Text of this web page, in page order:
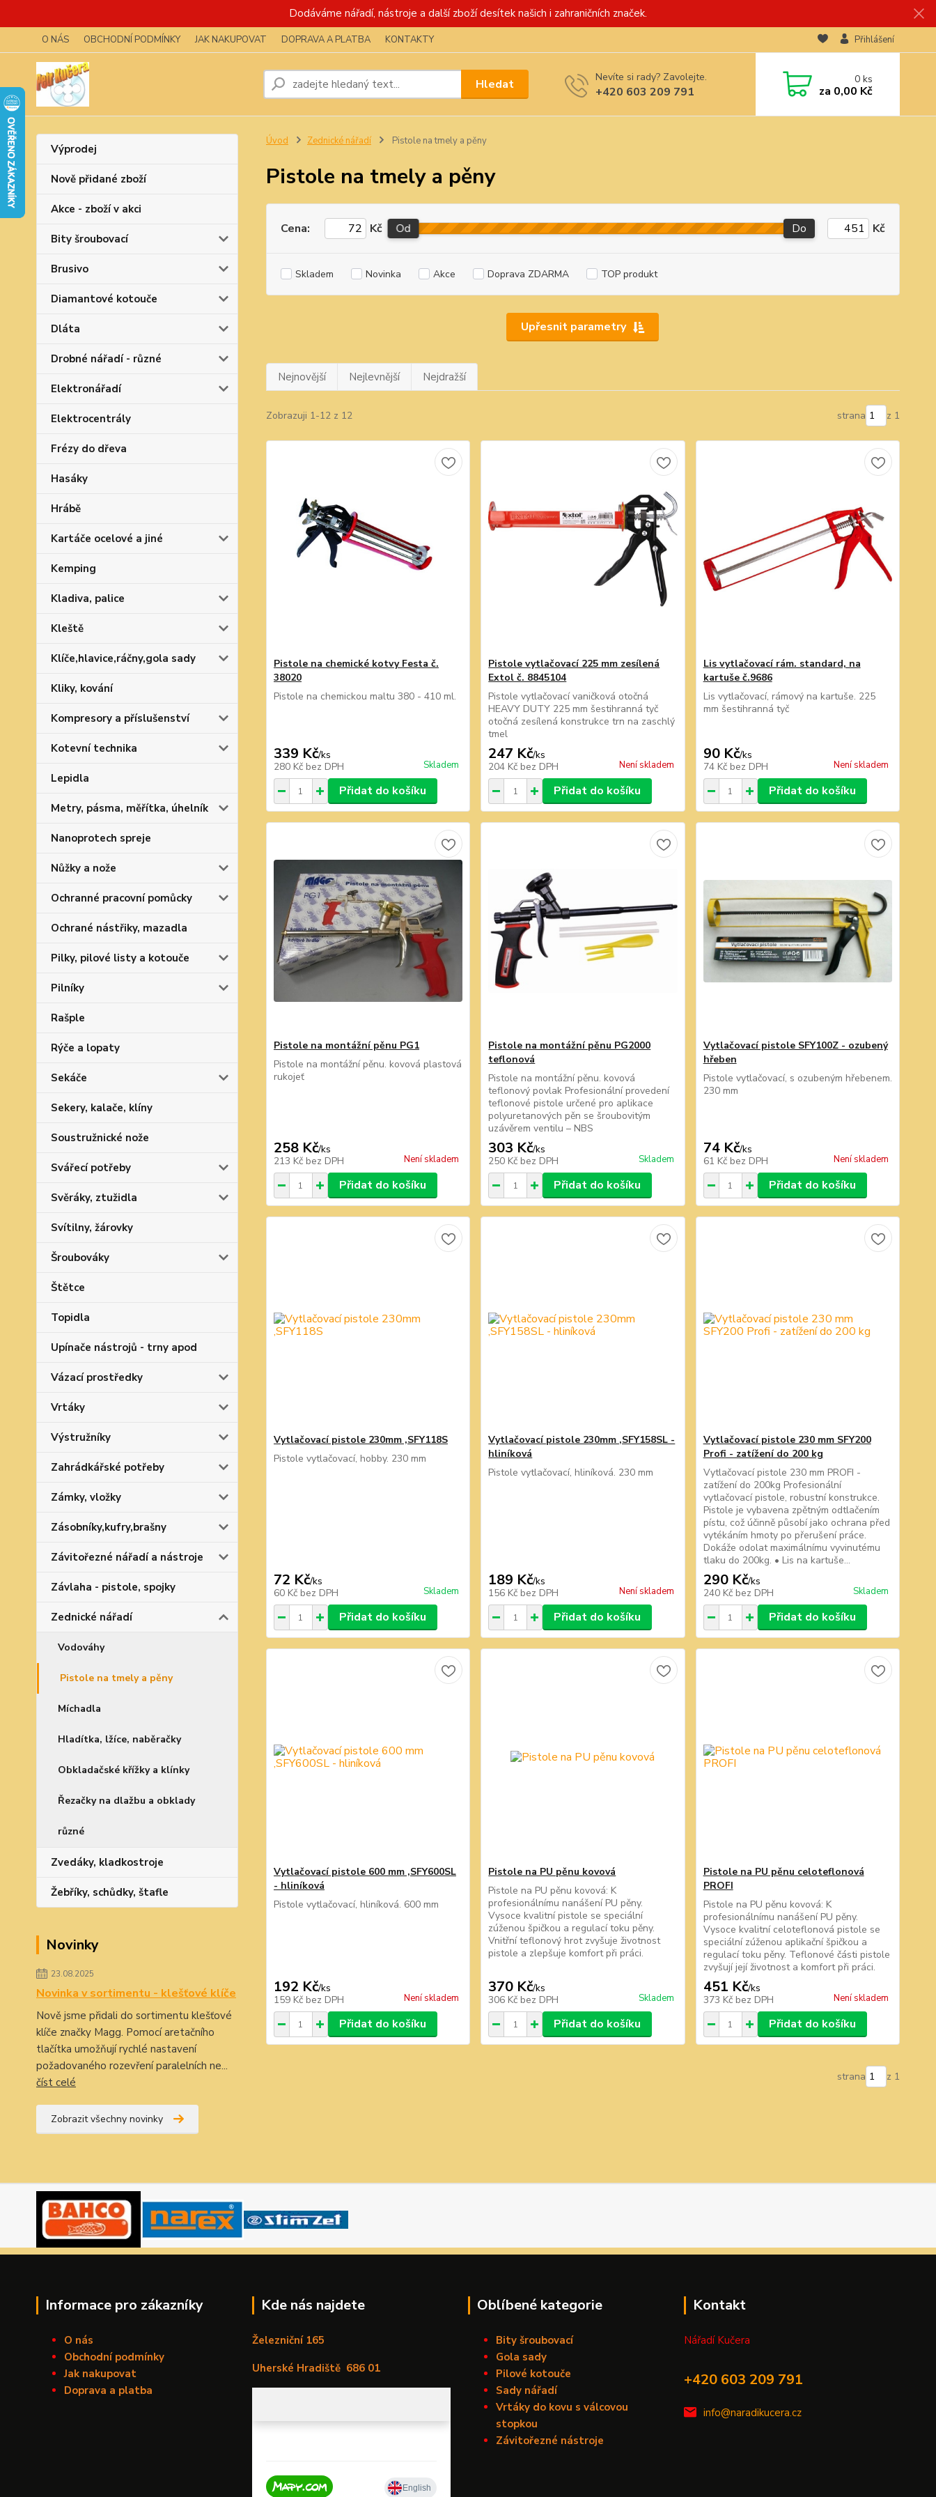
Dodáváme nářadí, nástroje a další zboží desítek našich i zahraničních značek.
O NÁS OBCHODNÍ PODMÍNKY JAK NAKUPOVAT DOPRAVA A PLATBA KONTAKTY Přihlášení
Hledat Nevíte si rady? Zavolejte.
+420 603 209 791
0ks
za 0,00 Kč
Výprodej
Nově přidané zboží
Akce - zboží v akci
Bity šroubovací
Brusivo
Diamantové kotouče
Dláta
Drobné nářadí - různé
Elektronářadí
Elektrocentrály
Frézy do dřeva
Hasáky
Hrábě
Kartáče ocelové a jiné
Kemping
Kladiva, palice
Kleště
Klíče,hlavice,ráčny,gola sady
Kliky, kování
Kompresory a příslušenství
Kotevní technika
Lepidla
Metry, pásma, měřítka, úhelník
Nanoprotech spreje
Nůžky a nože
Ochranné pracovní pomůcky
Ochrané nástřiky, mazadla
Pilky, pilové listy a kotouče
Pilníky
Rašple
Rýče a lopaty
Sekáče
Sekery, kalače, klíny
Soustružnické nože
Svářecí potřeby
Svěráky, ztužidla
Svítilny, žárovky
Šroubováky
Štětce
Topidla
Upínače nástrojů - trny apod
Vázací prostředky
Vrtáky
Výstružníky
Zahrádkářské potřeby
Zámky, vložky
Zásobníky,kufry,brašny
Závitořezné nářadí a nástroje
Závlaha - pistole, spojky
Zednické nářadí
Vodováhy
Pistole na tmely a pěny
Míchadla
Hladítka, lžíce, naběračky
Obkladačské křížky a klínky
Řezačky na dlažbu a obklady
různé
Zvedáky, kladkostroje
Žebříky, schůdky, štafle
Novinky
23.08.2025
Novinka v sortimentu - klešťové klíče
Nově jsme přidali do sortimentu klešťové
klíče značky Magg. Pomocí aretačního
tlačítka umožňují rychlé nastavení
požadovaného rozevření paralelních ne...
číst celé
Zobrazit všechny novinky
Úvod Zednické nářadí Pistole na tmely a pěny
Pistole na tmely a pěny
Upřesnit parametry
Cena: Kč Od Do Kč
Skladem Novinka Akce Doprava ZDARMA TOP produkt
Nejnovější Nejlevnější Nejdražší
Zobrazuji 1-12 z 12 strana z 1
Pistole na chemické kotvy Festa č.
38020
Pistole na chemickou maltu 380 - 410 ml.
339 Kč/ks
280 Kč bez DPH Skladem
Přidat do košíku
Pistole vytlačovací 225 mm zesílená
Extol č. 8845104
Pistole vytlačovací vaničková otočná
HEAVY DUTY 225 mm šestihranná tyč
otočná zesílená konstrukce trn na zaschlý
tmel
247 Kč/ks
204 Kč bez DPH Není skladem
Přidat do košíku
Lis vytlačovací rám. standard, na
kartuše č.9686
Lis vytlačovací, rámový na kartuše. 225
mm šestihranná tyč
90 Kč/ks
74 Kč bez DPH Není skladem
Přidat do košíku
Pistole na montážní pěnu PG1
Pistole na montážní pěnu. kovová plastová
rukojeť
258 Kč/ks
213 Kč bez DPH Není skladem
Přidat do košíku
Pistole na montážní pěnu PG2000
teflonová
Pistole na montážní pěnu. kovová
teflonový povlak Profesionální provedení
teflonové pistole určené pro aplikace
polyuretanových pěn se šroubovitým
uzávěrem ventilu – NBS
303 Kč/ks
250 Kč bez DPH Skladem
Přidat do košíku
Vytlačovací pistole SFY100Z - ozubený
hřeben
Pistole vytlačovací, s ozubeným hřebenem.
230 mm
74 Kč/ks
61 Kč bez DPH Není skladem
Přidat do košíku
Vytlačovací pistole 230mm ,SFY118S
Pistole vytlačovací, hobby. 230 mm
72 Kč/ks
60 Kč bez DPH Skladem
Přidat do košíku
Vytlačovací pistole 230mm ,SFY158SL -
hliníková
Pistole vytlačovací, hliníková. 230 mm
189 Kč/ks
156 Kč bez DPH Není skladem
Přidat do košíku
Vytlačovací pistole 230 mm SFY200
Profi - zatížení do 200 kg
Vytlačovací pistole 230 mm PROFI -
zatížení do 200kg Profesionální
vytlačovací pistole, robustní konstrukce.
Pistole je vybavena zpětným odtlačením
pístu, což účinně působí jako ochrana před
vytékáním hmoty po přerušení práce.
Dokáže odolat maximálnímu vyvinutému
tlaku do 200kg. • Lis na kartuše...
290 Kč/ks
240 Kč bez DPH Skladem
Přidat do košíku
Vytlačovací pistole 600 mm ,SFY600SL
- hliníková
Pistole vytlačovací, hliníková. 600 mm
192 Kč/ks
159 Kč bez DPH Není skladem
Přidat do košíku
Pistole na PU pěnu kovová
Pistole na PU pěnu kovová: K
profesionálnímu nanášení PU pěny.
Vysoce kvalitní pistole se speciální
zúženou špičkou a regulací toku pěny.
Vnitřní teflonový hrot zvyšuje životnost
pistole a zlepšuje komfort při práci.
370 Kč/ks
306 Kč bez DPH Skladem
Přidat do košíku
Pistole na PU pěnu celoteflonová
PROFI
Pistole na PU pěnu kovová: K
profesionálnímu nanášení PU pěny.
Vysoce kvalitní celoteflonová pistole se
speciální zúženou aplikační špičkou a
regulací toku pěny. Teflonové části pistole
zvyšují její životnost a komfort při práci.
451 Kč/ks
373 Kč bez DPH Není skladem
Přidat do košíku
strana z 1
Informace pro zákazníky
O nás
Obchodní podmínky
Jak nakupovat
Doprava a platba
Kde nás najdete
Železniční 165
Uherské Hradiště 686 01
Oblíbené kategorie
Bity šroubovací
Gola sady
Pilové kotouče
Sady nářadí
Vrtáky do kovu s válcovou
stopkou
Závitořezné nástroje
Kontakt
Nářadí Kučera
+420 603 209 791
info@naradikucera.cz